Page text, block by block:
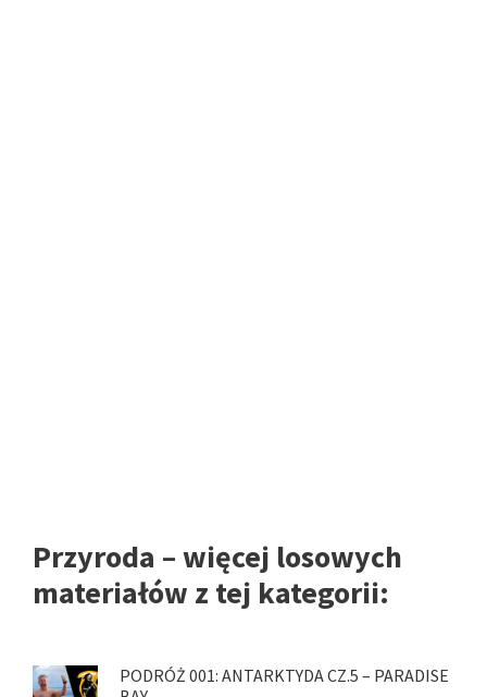
Przyroda – więcej losowych
materiałów z tej kategorii:
PODRÓŻ 001: ANTARKTYDA CZ.5 – PARADISE